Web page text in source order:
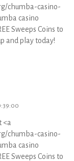
chumba-casino-
casino
Sweeps Coins to
and play today!
<a
chumba-casino-
casino
Sweeps Coins to